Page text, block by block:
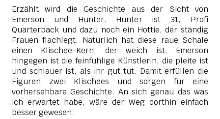
Erzählt wird die Geschichte aus der Sicht von
Emerson und Hunter. Hunter ist 31, Profi
Quarterback und dazu noch ein Hottie, der ständig
Frauen flachlegt. Natürlich hat diese raue Schale
einen Klischee-Kern, der weich ist. Emerson
hingegen ist die feinfühlige Künstlerin, die pleite ist
und schlauer ist, als ihr gut tut. Damit erfüllen die
Figuren zwei Klischees und sorgen für eine
vorhersehbare Geschichte. An sich genau das was
ich erwartet habe, wäre der Weg dorthin einfach
besser gewesen.